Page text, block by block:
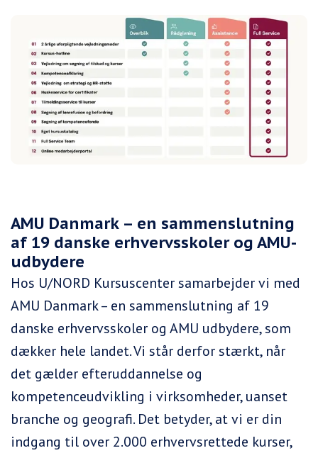
AMU Danmark – en sammenslutning
af 19 danske erhvervsskoler og AMU-
udbydere
Hos U/NORD Kursuscenter samarbejder vi med
AMU Danmark – en sammenslutning af 19
danske erhvervsskoler og AMU udbydere, som
dækker hele landet. Vi står derfor stærkt, når
det gælder efteruddannelse og
kompetenceudvikling i virksomheder, uanset
branche og geografi. Det betyder, at vi er din
indgang til over 2.000 erhvervsrettede kurser,